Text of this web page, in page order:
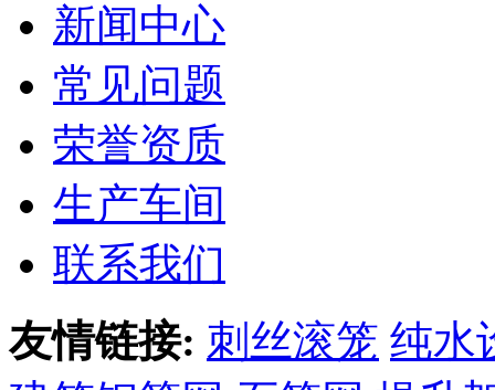
新闻中心
常见问题
荣誉资质
生产车间
联系我们
友情链接: 刺丝滚笼 纯水